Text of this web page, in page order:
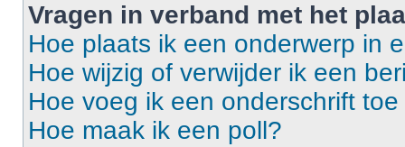
Vragen in verband met het
Hoe plaats ik een onderwerp in
Hoe wijzig of verwijder ik een
Hoe voeg ik een onderschrift
Hoe maak ik een poll?